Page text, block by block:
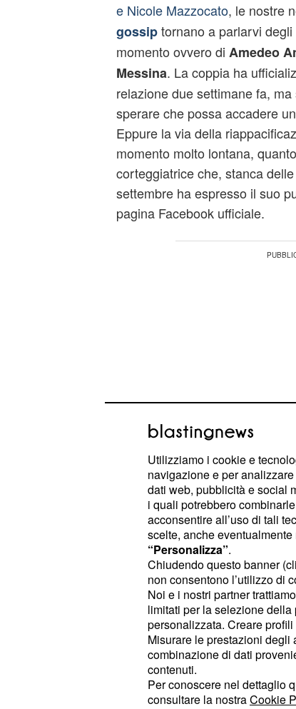
e Nicole Mazzocato, le nostre
gossiptornano a parlarvi degli
momento ovvero di Amedeo
Messina. La coppia ha
relazione due settimane fa,
sperare che possa accadere
Eppure la via della
momento molto lontana,
corteggiatrice che, stanca
settembre ha espresso il suo
pagina Facebook ufficiale.
Gossip Uomini e
esprime il suo
critiche
Negli ultimi giorni, si sono
confronti di Alessia, accusata
coerente nelle sue decisioni
voluto dare una seconda
hanno riportato alcuni fan
di coppia (Amedeo e Alessia
il napoletano sarebbe
Utilizziamo i cookie e
navigazione e per
dati web, pubblicità e social
i quali potrebbero
acconsentire all’uso di tali
scelte, anche
“Personalizza”.
Chiudendo questo banner
non consentono l’utilizzo di
Noi e i nostri partner
limitati per la selezione
personalizzata. Creare
Misurare le prestazioni
combinazione di dati
contenuti.
Per conoscere nel dettaglio
consultare la nostraCookie